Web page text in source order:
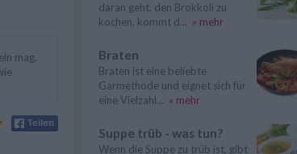
mag,
daran geht, den Brokkoli zu
kochen, kommt d... » mehr
Braten
Braten ist eine beliebte
Garmethode und eignet sich für
eine Vielzahl... » mehr
Suppe trüb - was tun?
Wenn die Suppe zu trüb ist, gibt